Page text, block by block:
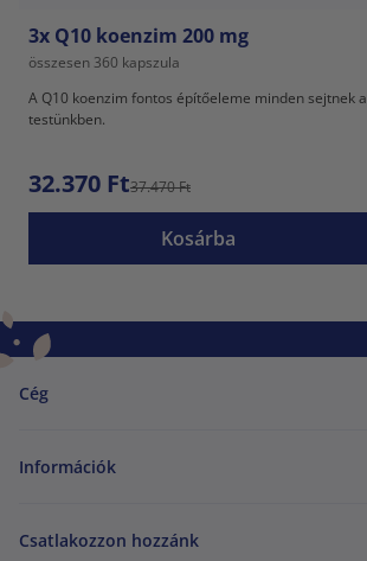
3x Q10 koenzim 200 mg
összesen 360 kapszula
A Q10 koenzim fontos építőeleme minden sejtnek a
testünkben.
32.370 Ft37.470 Ft
Kosárba
Cég
Információk
Csatlakozzon hozzánk